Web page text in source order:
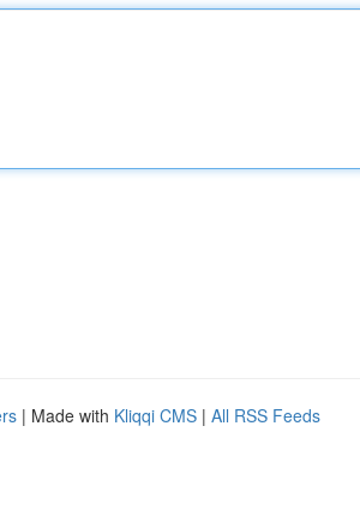
| Made with Kliqqi CMS | All RSS Feeds